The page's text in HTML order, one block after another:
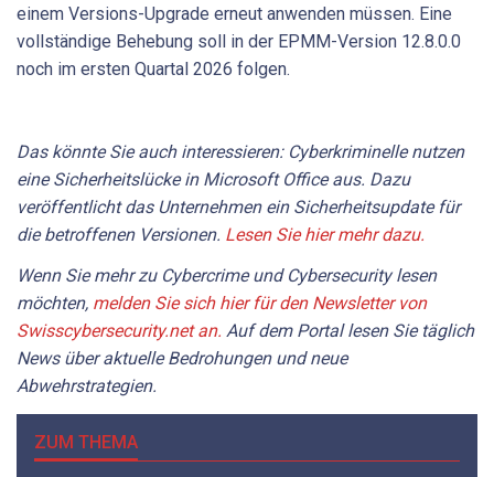
einem Versions-Upgrade erneut anwenden müssen. Eine
vollständige Behebung soll in der EPMM-Version 12.8.0.0
noch im ersten Quartal 2026 folgen.
Das könnte Sie auch interessieren: Cyberkriminelle nutzen
eine Sicherheitslücke in Microsoft Office aus. Dazu
veröffentlicht das Unternehmen ein Sicherheitsupdate für
die betroffenen Versionen. Lesen Sie hier mehr dazu.
Wenn Sie mehr zu Cybercrime und Cybersecurity lesen
möchten, melden Sie sich hier für den Newsletter von
Swisscybersecurity.net an. Auf dem Portal lesen Sie täglich
News über aktuelle Bedrohungen und neue
Abwehrstrategien.
ZUM THEMA